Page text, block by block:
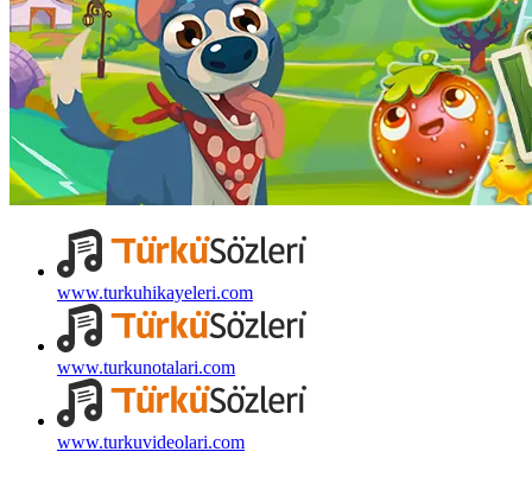
www.turkuhikayeleri.com
www.turkunotalari.com
www.turkuvideolari.com